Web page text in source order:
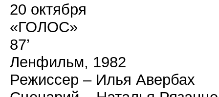
20 октября
«ГОЛОС»
87’
Ленфильм, 1982
Режиссер – Илья Авербах